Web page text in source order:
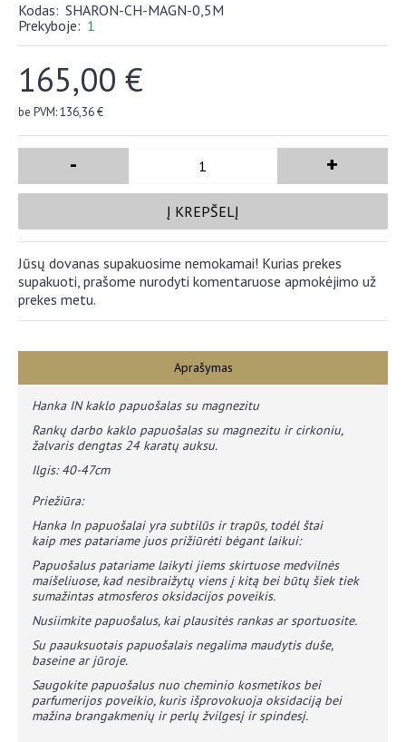
Kodas: SHARON-CH-MAGN-0,5M
Prekyboje: 1
165,00 €
be PVM: 136,36 €
- +
Į KREPŠELĮ
Jūsų dovanas supakuosime nemokamai! Kurias prekes
supakuoti, prašome nurodyti komentaruose apmokėjimo už
prekes metu.
Aprašymas
Hanka IN kaklo papuošalas su magnezitu
Rankų darbo kaklo papuošalas su magnezitu ir cirkoniu,
žalvaris dengtas 24 karatų auksu.
Ilgis: 40-47cm
Priežiūra:
​Hanka In papuošalai yra subtilūs ir trapūs, todėl štai
kaip mes patariame juos prižiūrėti bėgant laikui:
​Papuošalus patariame laikyti jiems skirtuose medvilnės
maišeliuose, kad nesibraižytų viens į kitą bei būtų šiek tiek
sumažintas atmosferos oksidacijos poveikis.
​Nusiimkite papuošalus, kai plausitės rankas ar sportuosite.
​Su paauksuotais papuošalais negalima maudytis duše,
baseine ar jūroje.
​Saugokite papuošalus nuo cheminio kosmetikos bei
parfumerijos poveikio, kuris išprovokuoja oksidaciją bei
mažina brangakmenių ir perlų žvilgesį ir spindesį.